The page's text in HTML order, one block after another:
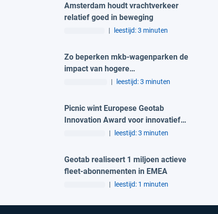
Amsterdam houdt vrachtverkeer
relatief goed in beweging
| leestijd: 3 minuten
Zo beperken mkb-wagenparken de
impact van hogere
verzekeringspremies
| leestijd: 3 minuten
Picnic wint Europese Geotab
Innovation Award voor innovatief
wagenparkbeheer
| leestijd: 3 minuten
Geotab realiseert 1 miljoen actieve
fleet-abonnementen in EMEA
| leestijd: 1 minuten